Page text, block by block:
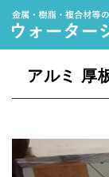
アルミ 厚